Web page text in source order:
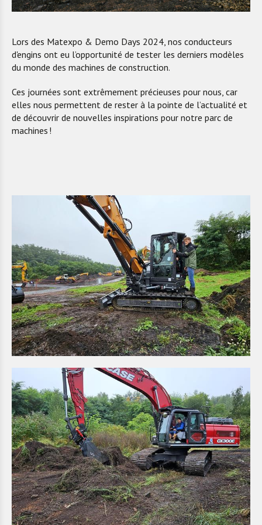
Lors des Matexpo & Demo Days 2024, nos conducteurs
d'engins ont eu l’opportunité de tester les derniers modèles
du monde des machines de construction.
Ces journées sont extrêmement précieuses pour nous, car
elles nous permettent de rester à la pointe de l’actualité et
de découvrir de nouvelles inspirations pour notre parc de
machines !